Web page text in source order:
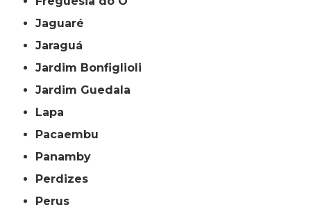
Jaguaré
Jaraguá
Jardim Bonfiglioli
Jardim Guedala
Lapa
Pacaembu
Panamby
Perdizes
Perus